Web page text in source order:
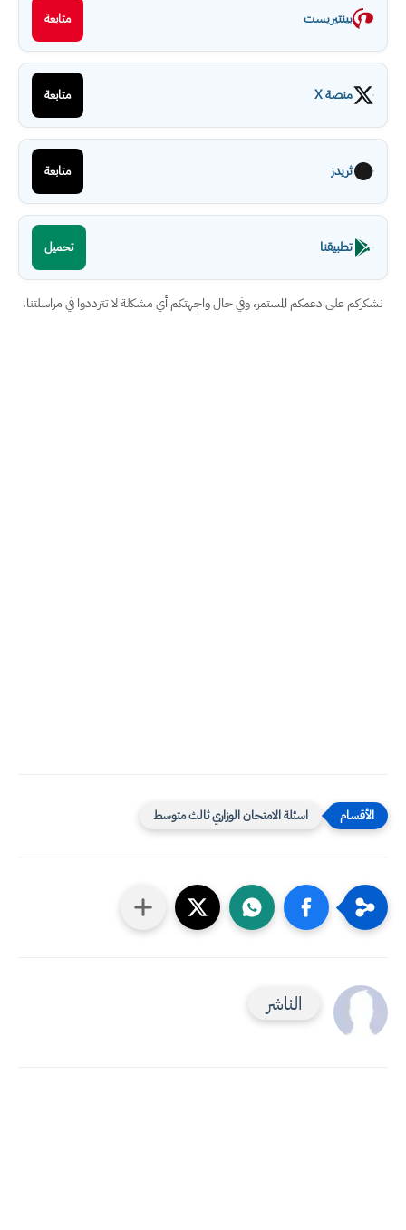
بينتيريست متابعة
منصة X متابعة
ثريدز متابعة
تطبيقنا تحميل
نشكركم على دعمكم المستمر، وفي حال واجهتكم أي مشكلة لا تترددوا في مراسلتنا.
اسئلة الامتحان الوزاري ثالث متوسط
الناشر